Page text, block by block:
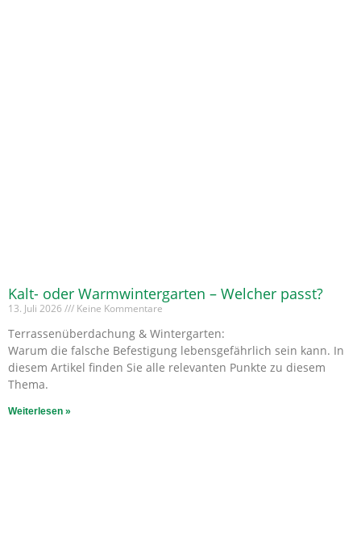
Kalt- oder Warmwintergarten – Welcher passt?
13. Juli 2026 Keine Kommentare
Terrassenüberdachung & Wintergarten:
Warum die falsche Befestigung lebensgefährlich sein kann. In
diesem Artikel finden Sie alle relevanten Punkte zu diesem
Thema.
Weiterlesen »